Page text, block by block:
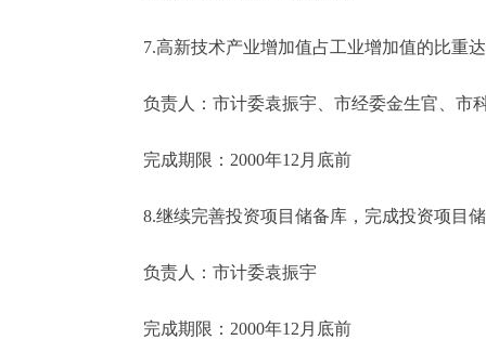
7.高新技术产业增加值占工业增加值的比重达
负责人：市计委袁振宇、市经委金生官、市
完成期限：2000年12月底前
8.继续完善投资项目储备库，完成投资项目储
负责人：市计委袁振宇
完成期限：2000年12月底前